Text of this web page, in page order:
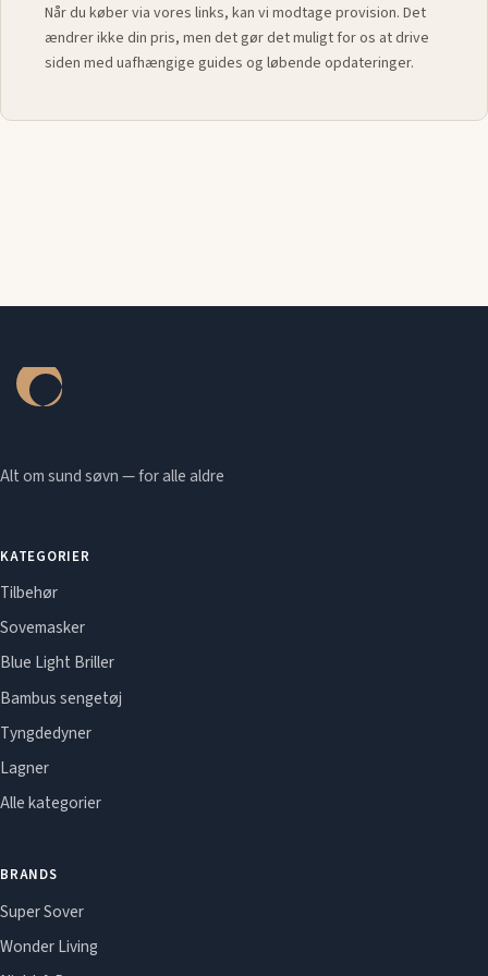
Når du køber via vores links, kan vi modtage provision. Det
ændrer ikke din pris, men det gør det muligt for os at drive
siden med uafhængige guides og løbende opdateringer.
Alt om sund søvn — for alle aldre
KATEGORIER
Tilbehør
Sovemasker
Blue Light Briller
Bambus sengetøj
Tyngdedyner
Lagner
Alle kategorier
BRANDS
Super Sover
Wonder Living